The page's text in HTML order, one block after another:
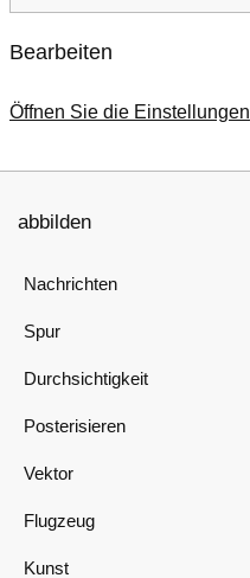
Bearbeiten
Öffnen Sie die Einstellungen
abbilden
Nachrichten
Spur
Durchsichtigkeit
Posterisieren
Vektor
Flugzeug
Kunst